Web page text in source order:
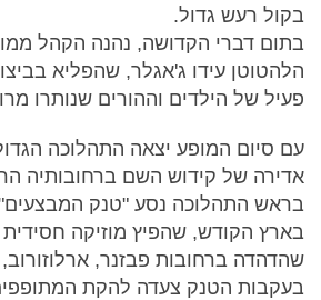
בקול רעש גדול.
בתום דברי הקדושה, נהנה הקהל
הלהטוטן עידו ג'אגלר, שהפליא
פעיל של הילדים וההורים שנותרו
עם סיום המופע יצאה התהלוכה
אדירה של קידוש השם ברחובותיה
בראש התהלוכה נסע "טנק
בארץ הקודש, שהפיץ מוזיקה
שהדהדה ברחובות פבזנר,
בעקבות הטנק צעדה להקת